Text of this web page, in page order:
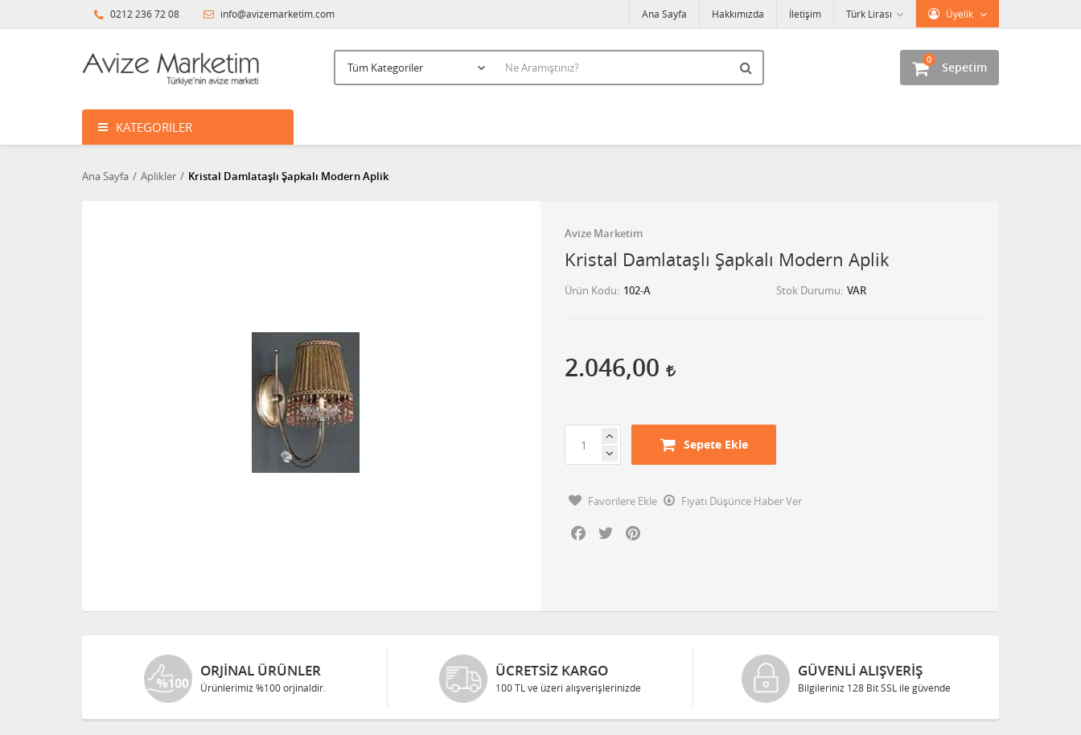
0212 236 72 08 info@avizemarketim.com Üyelik
Türk Lirası
Ana Sayfa Hakkımızda İletişim
Sepetim
0
KATEGORILER
Ana Sayfa Aplikler Kristal Damlataşlı Şapkalı Modern Aplik
Avize Marketim
Kristal Damlataşlı Şapkalı Modern Aplik
Ürün Kodu 102-A Stok Durumu VAR
2.046,00
Sepete Ekle
Favorilere Ekle
Fiyatı Düşünce Haber Ver
Facebook
Twitter
ORJINAL ÜRÜNLER
Ürünlerimiz %100 orjinaldir.
ÜCRETSIZ KARGO
100 TL ve üzeri alışverişlerinizde
GÜVENLI ALIŞVERIŞ
Bilgileriniz 128 Bit SSL ile güvende